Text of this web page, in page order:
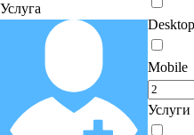
Услуга
Desktop
Mobile
Услуги